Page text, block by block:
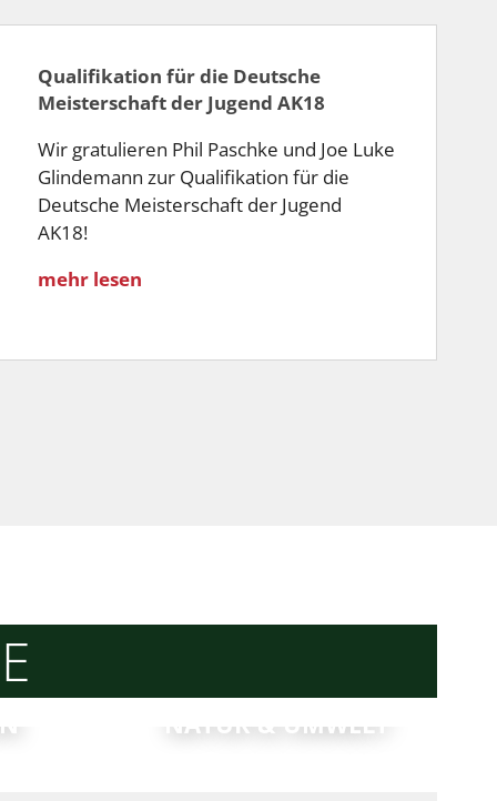
Qualifikation für die Deutsche
Meisterschaft der Jugend AK18
Wir gratulieren Phil Paschke und Joe Luke
Glindemann zur Qualifikation für die
Deutsche Meisterschaft der Jugend
AK18!
mehr lesen
NATUR & UMWELT